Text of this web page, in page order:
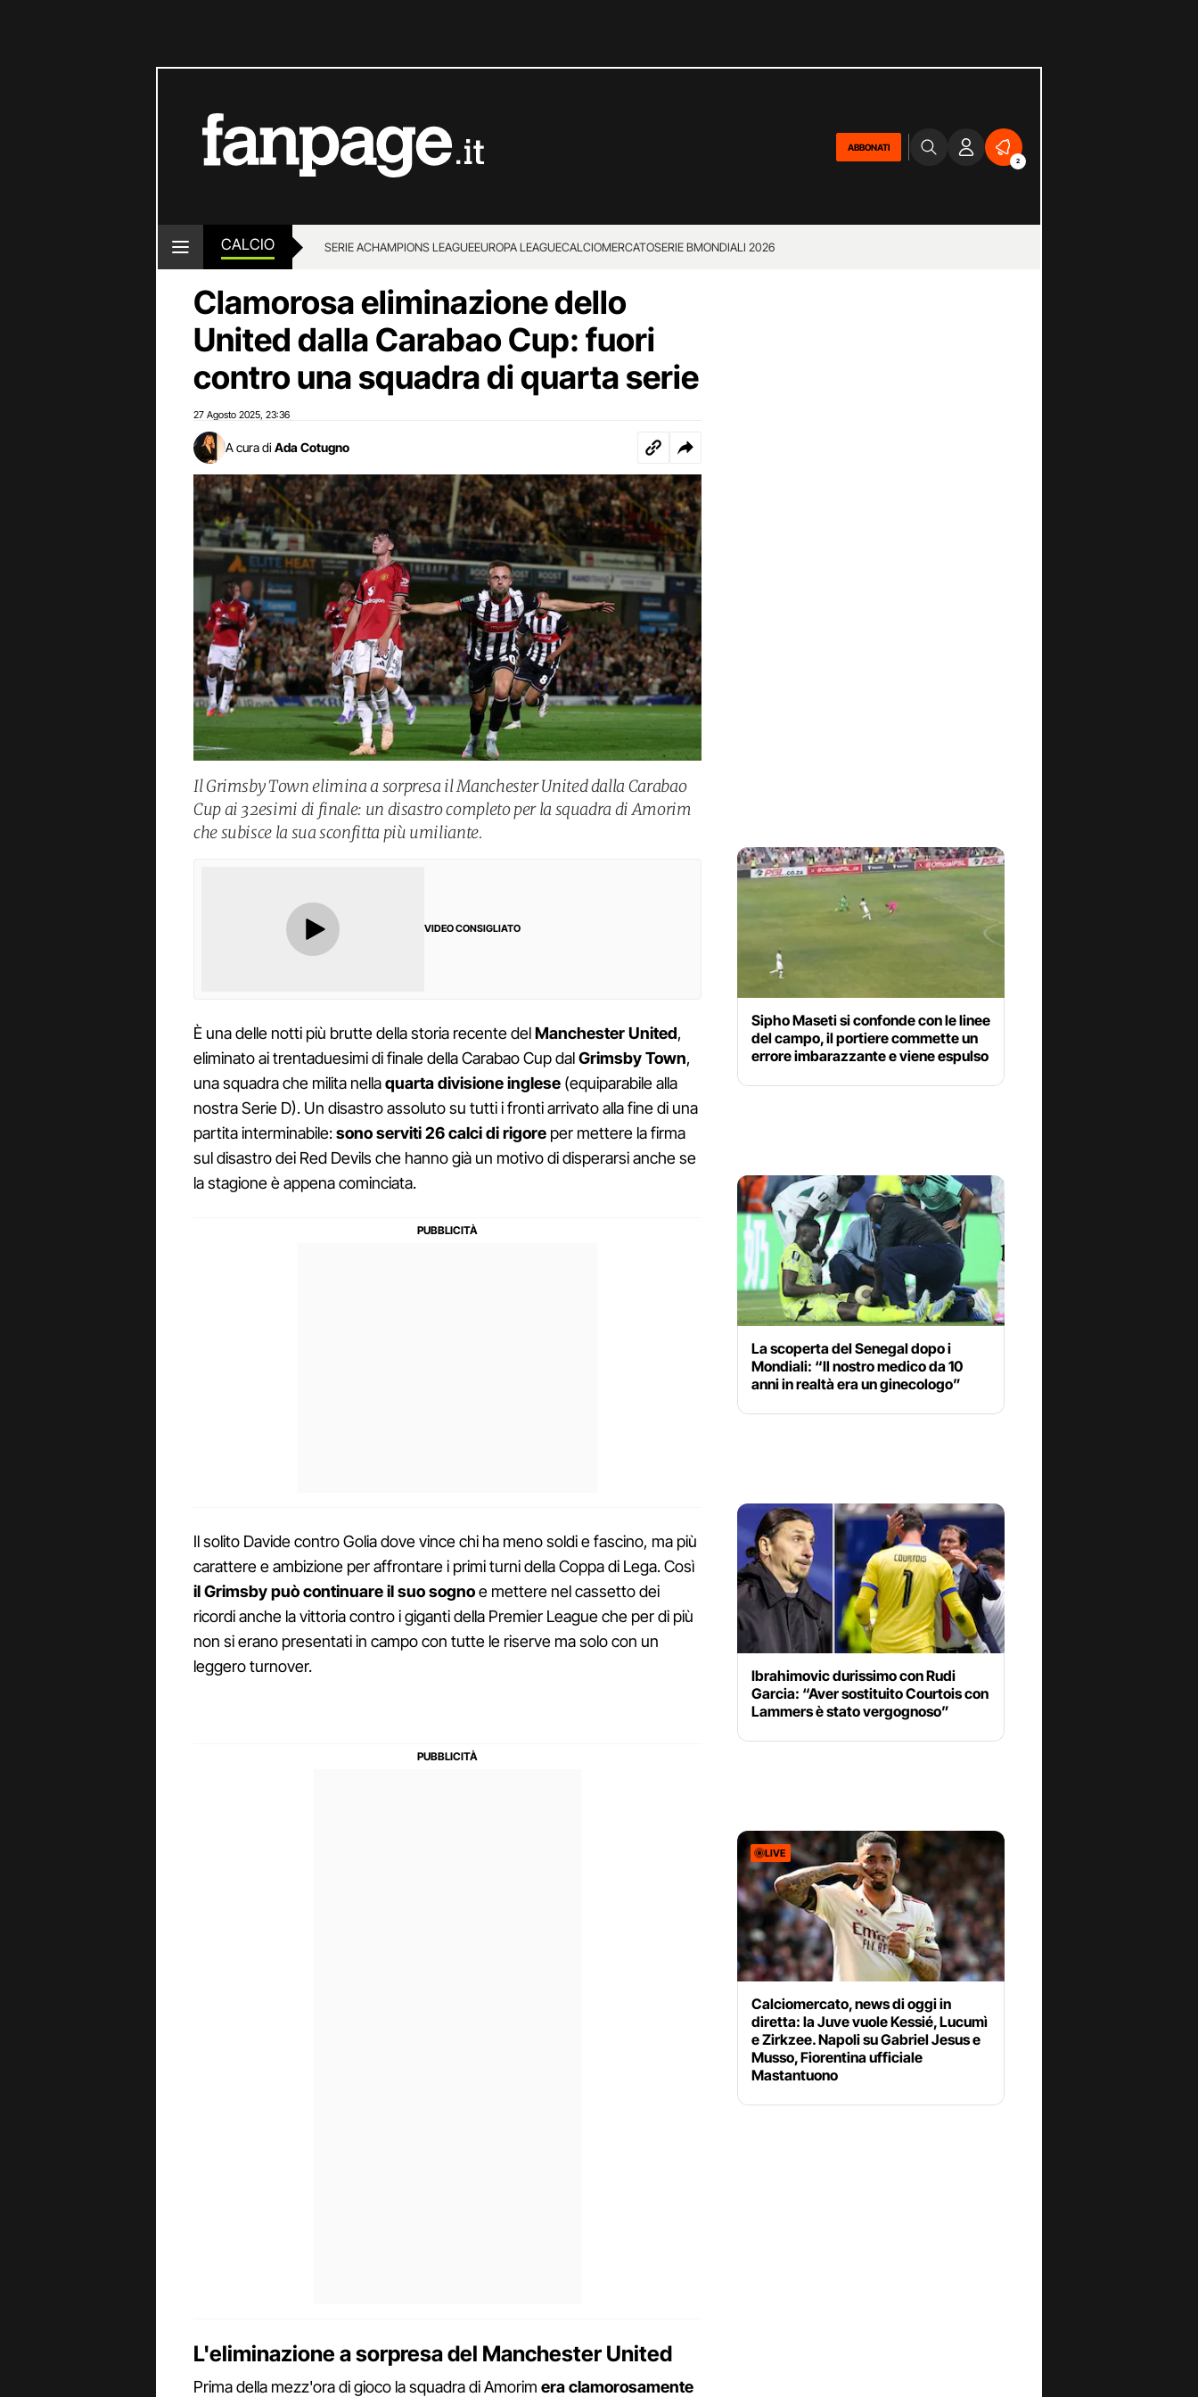
ABBONATI
2
CALCIO SERIE ACHAMPIONS LEAGUEEUROPA LEAGUECALCIOMERCATOSERIE BMONDIALI 2026
Clamorosa eliminazione dello
United dalla Carabao Cup: fuori
contro una squadra di quarta serie
27 Agosto 2025 23:36
A cura di Ada Cotugno
Il Grimsby Town elimina a sorpresa il Manchester United dalla Carabao
Cup ai 32esimi di finale: un disastro completo per la squadra di Amorim
che subisce la sua sconfitta più umiliante.
VIDEO CONSIGLIATO
È una delle notti più brutte della storia recente delManchester United,
eliminato ai trentaduesimi di finale della Carabao Cup dalGrimsby Town,
una squadra che milita nellaquarta divisione inglese (equiparabile alla
nostra Serie D). Un disastro assoluto su tutti i fronti arrivato alla fine di una
partita interminabile:sono serviti 26 calci di rigore per mettere la firma
sul disastro dei Red Devils che hanno già un motivo di disperarsi anche se
la stagione è appena cominciata.
Il solito Davide contro Golia dove vince chi ha meno soldi e fascino, ma più
carattere e ambizione per affrontare i primi turni della Coppa di Lega. Così
il Grimsby può continuare il suo sognoe mettere nel cassetto dei
ricordi anche la vittoria contro i giganti della Premier League che per di più
non si erano presentati in campo con tutte le riserve ma solo con un
leggero turnover.
L'eliminazione a sorpresa del Manchester United
Prima della mezz'ora di gioco la squadra di Amorim era clamorosamente
Sipho Maseti si confonde con le linee
del campo, il portiere commette un
errore imbarazzante e viene espulso
La scoperta del Senegal dopo i
Mondiali: “Il nostro medico da 10
anni in realtà era un ginecologo”
Ibrahimovic durissimo con Rudi
Garcia: “Aver sostituito Courtois con
Lammers è stato vergognoso”
LIVE
Calciomercato, news di oggi in
diretta: la Juve vuole Kessié, Lucumì
e Zirkzee. Napoli su Gabriel Jesus e
Musso, Fiorentina ufficiale
Mastantuono